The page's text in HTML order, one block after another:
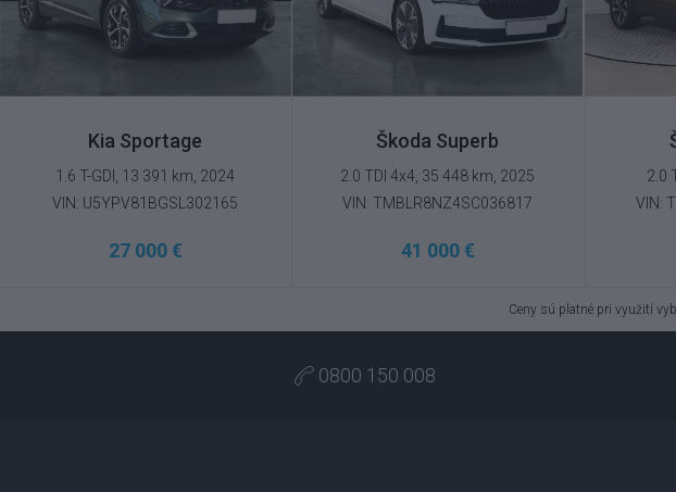
Kia Sportage
1.6 T-GDI, 13 391 km, 2024
VIN: U5YPV81BGSL302165
27 000 €
Škoda Superb
2.0 TDI 4x4, 35 448 km, 2025
VIN: TMBLR8NZ4SC036817
41 000 €
2.0
VIN:
Ceny sú platné pri využití
0800 150 008